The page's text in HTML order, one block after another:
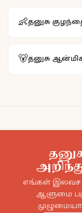
👶தனுசு
🐻தனுசு
எங்கள் இலவச
ஆளுமை